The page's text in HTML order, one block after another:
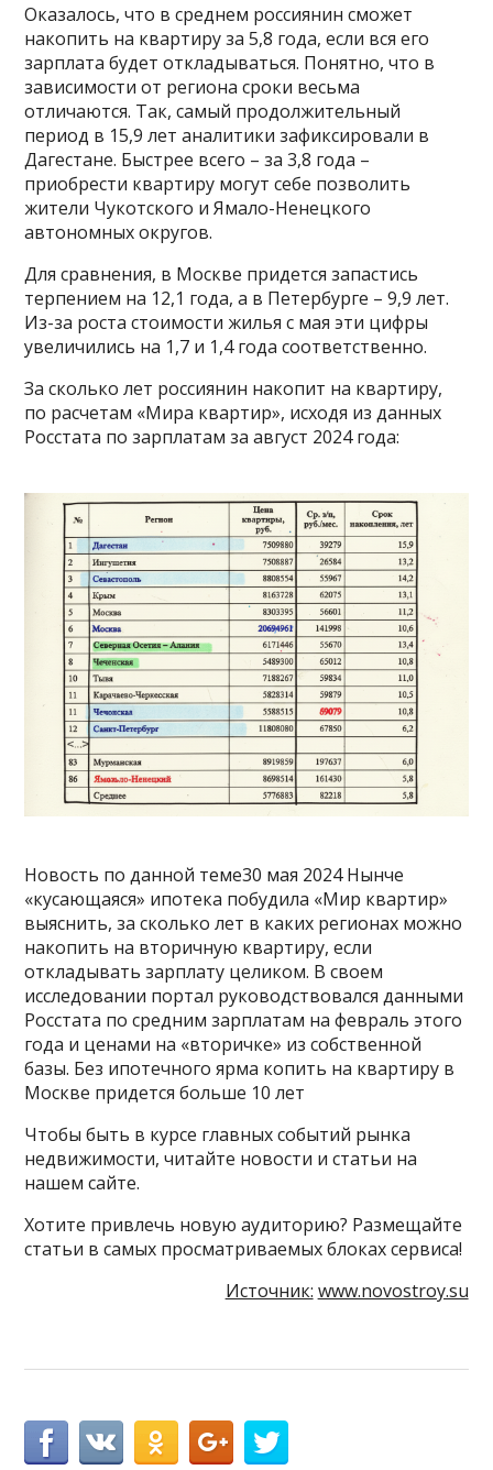
Оказалось, что в среднем россиянин сможет
накопить на квартиру за 5,8 года, если вся его
зарплата будет откладываться. Понятно, что в
зависимости от региона сроки весьма
отличаются. Так, самый продолжительный
период в 15,9 лет аналитики зафиксировали в
Дагестане. Быстрее всего – за 3,8 года –
приобрести квартиру могут себе позволить
жители Чукотского и Ямало-Ненецкого
автономных округов.
Для сравнения, в Москве придется запастись
терпением на 12,1 года, а в Петербурге – 9,9 лет.
Из-за роста стоимости жилья с мая эти цифры
увеличились на 1,7 и 1,4 года соответственно.
За сколько лет россиянин накопит на квартиру,
по расчетам «Мира квартир», исходя из данных
Росстата по зарплатам за август 2024 года:
Новость по данной теме30 мая 2024 Нынче
«кусающаяся» ипотека побудила «Мир квартир»
выяснить, за сколько лет в каких регионах можно
накопить на вторичную квартиру, если
откладывать зарплату целиком. В своем
исследовании портал руководствовался данными
Росстата по средним зарплатам на февраль этого
года и ценами на «вторичке» из собственной
базы. Без ипотечного ярма копить на квартиру в
Москве придется больше 10 лет
Чтобы быть в курсе главных событий рынка
недвижимости, читайте новости и статьи на
нашем сайте.
Хотите привлечь новую аудиторию? Размещайте
статьи в самых просматриваемых блоках сервиса!
Источник: www.novostroy.su